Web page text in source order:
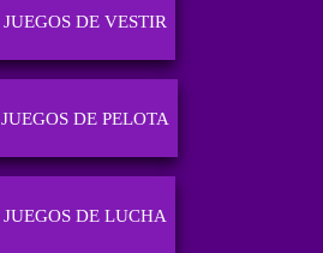
JUEGOS DE VESTIR
JUEGOS DE PELOTA
JUEGOS DE LUCHA